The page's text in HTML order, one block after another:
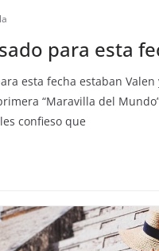
para esta
esta fecha estaban Valen
“Maravilla del
les confieso que